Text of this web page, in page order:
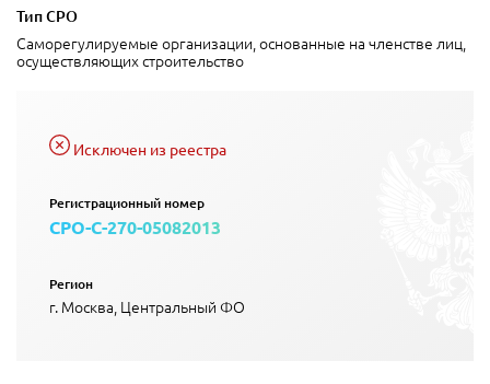
Тип СРО
Саморегулируемые организации, основанные на членстве лиц,
осуществляющих строительство
Исключен из реестра
Регистрационный номер
СРО-С-270-05082013
Регион
г. Москва, Центральный ФО